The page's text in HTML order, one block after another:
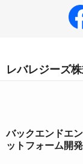
レバレジーズ
バックエンドエ
ットフォーム開発